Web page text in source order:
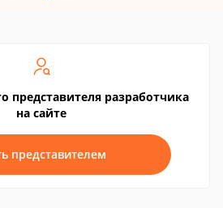
представителя разработчика
на сайте
представителем